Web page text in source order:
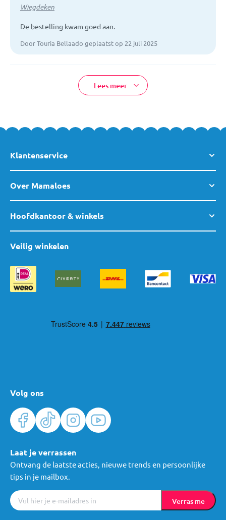
Wiegdeken
De bestelling kwam goed aan.
Door Touria Bellaado geplaatst op 22 juli 2025
Lees meer
Klantenservice
Over Mamaloes
Hoofdkantoor & winkels
Volg ons
Veilig winkelen
Laat je verrassen
Ontvang de laatste acties, nieuwe trends en persoonlijke
tips in je mailbox.
Verras me